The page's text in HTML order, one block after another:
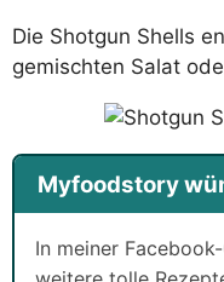
Die Shotgun Shells
gemischten Salat
Myfoodstory
In meiner